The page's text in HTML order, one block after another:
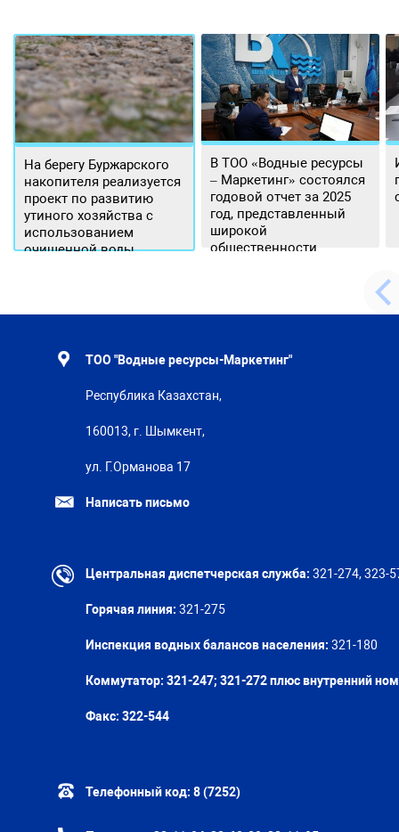
На берегу Буржарского
накопителя реализуется
проект по развитию
утиного хозяйства с
использованием
очищенной воды
В ТОО «Водные ресурсы
– Маркетинг» состоялся
годовой отчет за 2025
год, представленный
широкой
общественности.
ТОО "Водные ресурсы-Маркетинг"
Республика Казахстан,
160013, г. Шымкент,
ул. Г.Орманова 17
Написать письмо
Центральная диспетчерская служба: 321-274, 323-
Горячая линия: 321-275
Инспекция водных балансов населения: 321-180
Коммутатор: 321-247; 321-272 плюс внутренний
Факс: 322-544
Телефонный код: 8 (7252)